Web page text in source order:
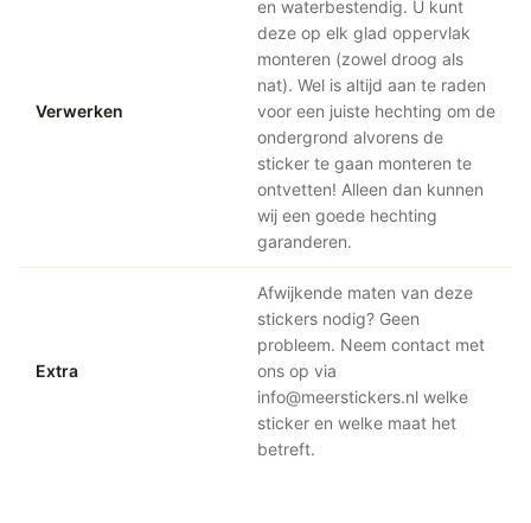
Verwerken
en waterbestendig. U kunt
deze op elk glad oppervlak
monteren (zowel droog als
nat). Wel is altijd aan te raden
voor een juiste hechting om de
ondergrond alvorens de
sticker te gaan monteren te
ontvetten! Alleen dan kunnen
wij een goede hechting
garanderen.
Extra
Afwijkende maten van deze
stickers nodig? Geen
probleem. Neem contact met
ons op via
info@meerstickers.nl welke
sticker en welke maat het
betreft.